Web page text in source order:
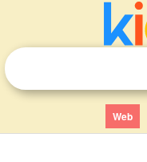
Web